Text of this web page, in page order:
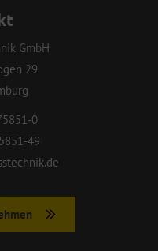
GmbH
29
0
49